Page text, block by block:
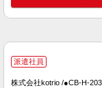
株式会社kotrio /●CB-
派遣社員
株式会社kotrio /●CB-H-